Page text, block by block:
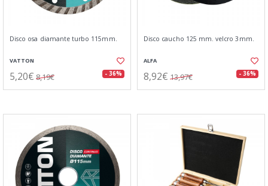
Disco osa diamante turbo 115mm.
VATTON
5,20€ 8,19€ - 36%
Disco caucho 125 mm. velcro 3mm.
ALFA
8,92€ 13,97€ - 36%